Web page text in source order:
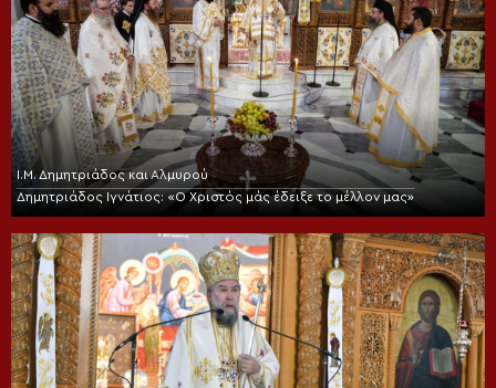
Ι.Μ. Δημητριάδος και Αλμυρού
Δημητριάδος Ιγνάτιος: «Ο Χριστός μάς έδειξε το μέλλον μας»